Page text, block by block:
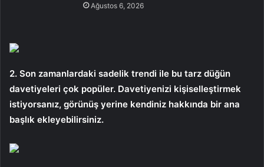
Ağustos 6, 2026
2. Son zamanlardaki sadelik trendi ile bu tarz düğün
davetiyeleri çok popüler. Davetiyenizi kişiselleştirmek
istiyorsanız, görünüş yerine kendiniz hakkında bir ana
başlık ekleyebilirsiniz.